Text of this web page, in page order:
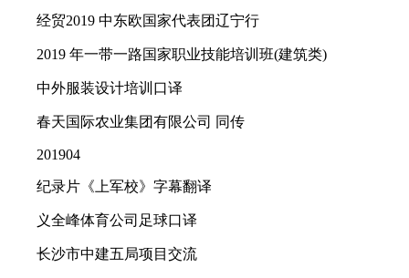
经贸2019 中东欧国家代表团辽宁行
2019 年一带一路国家职业技能培训班(建筑类)
中外服装设计培训口译
春天国际农业集团有限公司 同传
201904
纪录片《上军校》字幕翻译
义全峰体育公司足球口译
长沙市中建五局项目交流